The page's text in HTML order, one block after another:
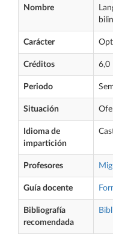
Nombre
Carácter
Créditos 6,0
Periodo
Situación
Idioma de
impartición
Profesores
Guía docente
Bibliografía
recomendada